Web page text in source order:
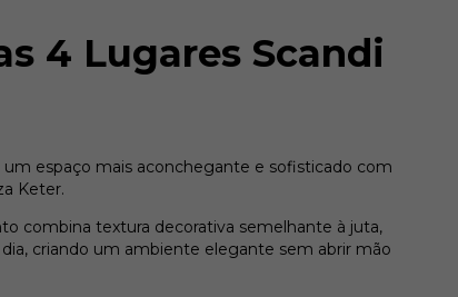
4 Lugares Scandi
espaço mais aconchegante e sofisticado com
Keter.
combina textura decorativa semelhante à juta,
criando um ambiente elegante sem abrir mão